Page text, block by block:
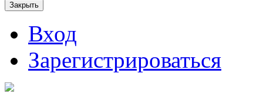
Закрыть
Вход
Зарегистрироваться